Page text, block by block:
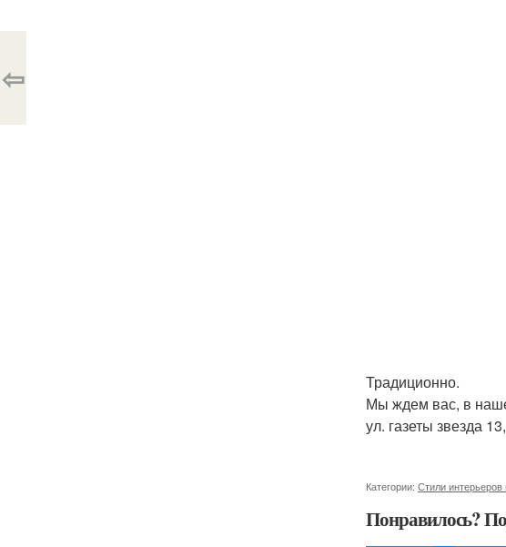
Традиционно.
Мы ждем вас, в
ул. газеты звезда
Категории: Стили интерьеров
Понравилось?
⇦